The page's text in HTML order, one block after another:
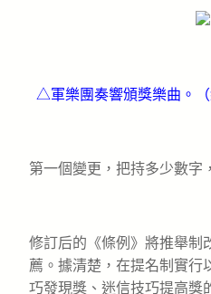
△軍樂團奏響頒獎樂曲。（
第一個變更，把持多少數字
修訂后的《條例》將推舉制
薦。據清楚，在提名制實行
巧發現獎、迷信技巧提高獎